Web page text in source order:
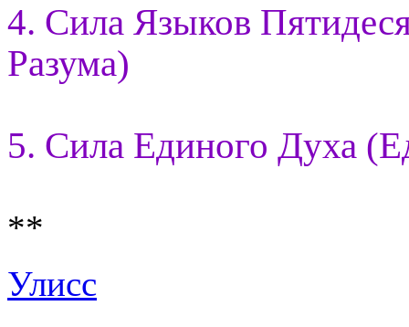
4. Сила Языков
Разума)
5. Сила Единого Духа
**
Улисс